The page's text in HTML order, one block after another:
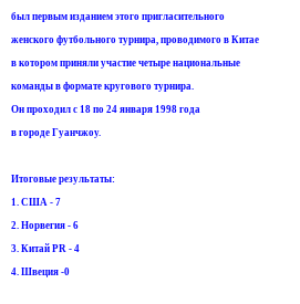
был первым изданием этого пригласительного
женского футбольного турнира, проводимого в Китае
в котором приняли участие четыре национальные
команды в формате кругового турнира.
Он проходил с 18 по 24 января 1998 года
в городе Гуанчжоу.
Итоговые результаты:
1. США - 7
2. Норвегия - 6
3. Китай PR - 4
4. Швеция -0